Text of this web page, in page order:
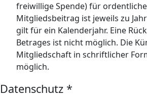
freiwillige Spende) für
Mitgliedsbeitrag ist jeweils zu
gilt für ein Kalenderjahr. Eine
Betrages ist nicht möglich. Die
Mitgliedschaft in schriftlicher
möglich.
Datenschutz *